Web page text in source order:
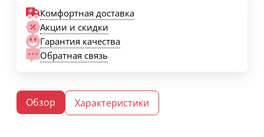
Комфортная доставка
Акции и скидки
Гарантия качества
Обратная связь
Обзор Характеристики